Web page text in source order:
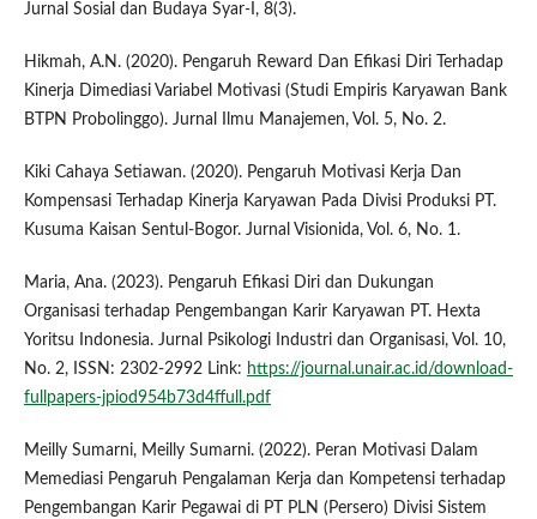
Jurnal Sosial dan Budaya Syar-I, 8(3).
Hikmah, A.N. (2020). Pengaruh Reward Dan Efikasi Diri Terhadap
Kinerja Dimediasi Variabel Motivasi (Studi Empiris Karyawan Bank
BTPN Probolinggo). Jurnal Ilmu Manajemen, Vol. 5, No. 2.
Kiki Cahaya Setiawan. (2020). Pengaruh Motivasi Kerja Dan
Kompensasi Terhadap Kinerja Karyawan Pada Divisi Produksi PT.
Kusuma Kaisan Sentul-Bogor. Jurnal Visionida, Vol. 6, No. 1.
Maria, Ana. (2023). Pengaruh Efikasi Diri dan Dukungan
Organisasi terhadap Pengembangan Karir Karyawan PT. Hexta
Yoritsu Indonesia. Jurnal Psikologi Industri dan Organisasi, Vol. 10,
No. 2, ISSN: 2302-2992 Link: https://journal.unair.ac.id/download-
fullpapers-jpiod954b73d4ffull.pdf
Meilly Sumarni, Meilly Sumarni. (2022). Peran Motivasi Dalam
Memediasi Pengaruh Pengalaman Kerja dan Kompetensi terhadap
Pengembangan Karir Pegawai di PT PLN (Persero) Divisi Sistem